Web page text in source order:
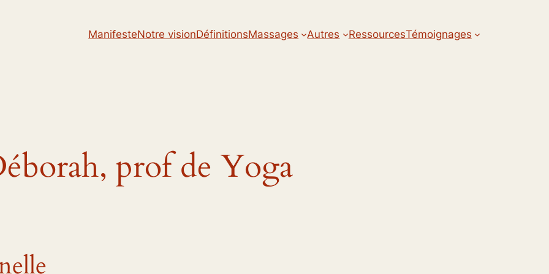
ManifesteNotre visionDéfinitionsMassages Autres RessourcesTémoignages
prof de Yoga